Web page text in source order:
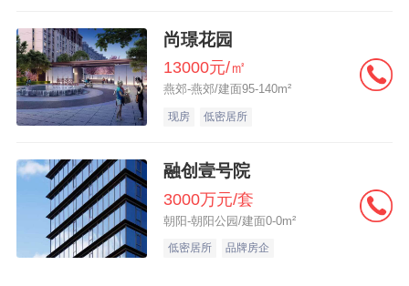
驻。这些验证之下，让瑞安房地产有信心在
未来仍坚持以客户需求为导向，巩固差异化
竞争优势，持续优化运营能效。
新项目力求更精准地把握市场新机遇，实现
有影响力的成功开业，进一步推动公司经常
性收入的可持续增长。”张斌表示。
尚璟花园
13000元/㎡
燕郊-燕郊/建面95-140m²
现房 低密居所
融创壹号院
3000万元/套
朝阳-朝阳公园/建面0-0m²
低密居所 品牌房企